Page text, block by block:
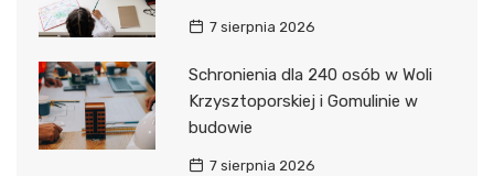
7 sierpnia 2026
Schronienia dla 240 osób w Woli
Krzysztoporskiej i Gomulinie w
budowie
7 sierpnia 2026